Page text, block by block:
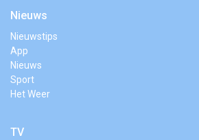
Nieuws
Nieuwstips
App
Nieuws
Sport
Het Weer
TV